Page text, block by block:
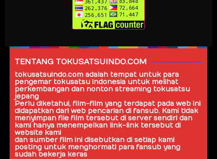
TENTANG TOKUSATSUINDO.COM
tokusatsuindo.com adalah tempat untuk para
pengemar tokusatsu indonesia untuk melihat
perkembangan dan nonton streaming tokusatsu
jepang
Perlu diketahui, film-film yang terdapat pada web ini
didapatkan dari web pencarian di fansub. Kami tidak
menyimpan file film tersebut di server sendiri dan
kami hanya menempelkan link-link tersebut di
website kami
dan sumber film ini disebutkan di setiap kami
posting untuk menghormati para fansub yang
sudah bekerja keras